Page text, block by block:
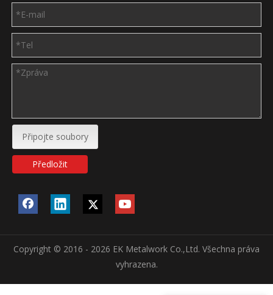
Připojte soubory
Předložit
Copyright © 2016 - 2026 EK Metalwork Co.,Ltd. Všechna práva
vyhrazena.